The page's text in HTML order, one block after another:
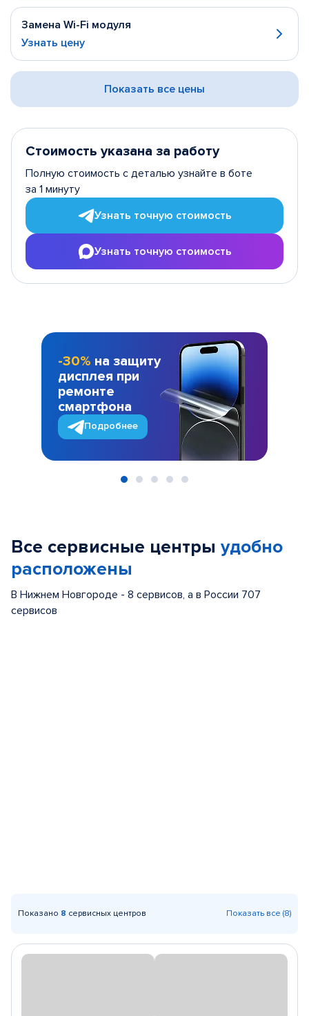
Замена Wi-Fi модуля
Узнать цену
Показать все цены
Стоимость указана за работу
Полную стоимость с деталью узнайте в боте
за 1 минуту
Узнать точную стоимость
Узнать точную стоимость
-30% на защиту
дисплея при
ремонте
смартфона
Подробнее
Все сервисные центры удобно
расположены
В Нижнем Новгороде - 8 сервисов, а в России 707
сервисов
Показано 8 сервисных центров Показать все (8)